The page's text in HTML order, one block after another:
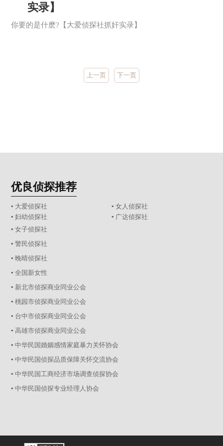
实录】
你要的是什麽?【大爱侦探社抓奸实录】
上一页 下一页
优良侦探推荐
▪ 大爱侦探社
▪ 女人侦探社
▪ 妇幼侦探社
▪ 广达侦探社
▪ 女子侦探社
▪ 警民侦探社
▪ 晚晴侦探社
▪ 全国新女性
▪ 新北市侦探商业同业公会
▪ 桃园市侦探商业同业公会
▪ 台中市侦探商业同业公会
▪ 高雄市侦探商业同业公会
▪ 中华民国婚姻感情家庭暴力关怀协会
▪ 中华民国侦探品质保障关怀交流协会
▪ 中华民国工商经济市场调查侦探协会
▪ 中华民国侦探专业经理人协会